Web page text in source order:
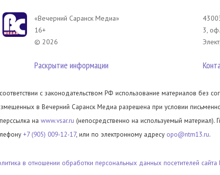
«Вечерний Саранск Mедиа»
16+
© 2026
Раскрытие информации
3,
с законодательством РФ использование материалов без
в Вечерний Саранск Медиа разрешена при условии
на www.vsar.ru (непосредственно на используемый материал).
+7 (905) 009-12-17, или по электронному адресу opo@ntm13.ru.
в отношении обработки персональных данных посетителей